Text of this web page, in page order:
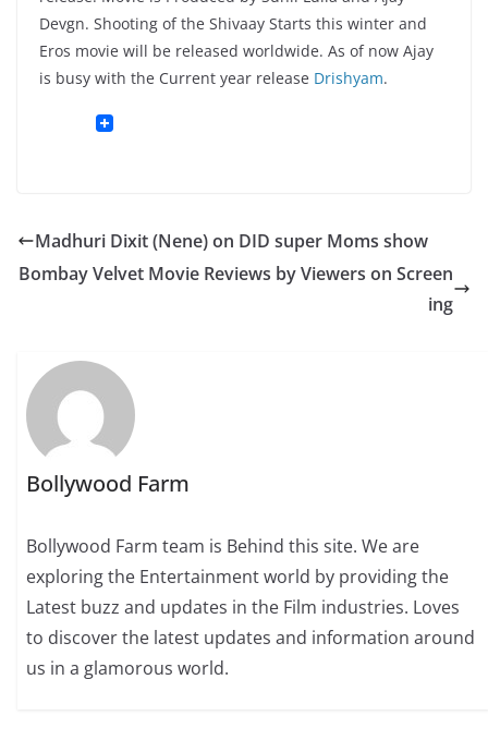
Devgn. Shooting of the Shivaay Starts this winter and
Eros movie will be released worldwide. As of now Ajay
is busy with the Current year release Drishyam.
Madhuri Dixit (Nene) on DID super Moms show
Bombay Velvet Movie Reviews by Viewers on Screen
ing
Bollywood Farm
Bollywood Farm team is Behind this site. We are
exploring the Entertainment world by providing the
Latest buzz and updates in the Film industries. Loves
to discover the latest updates and information around
us in a glamorous world.